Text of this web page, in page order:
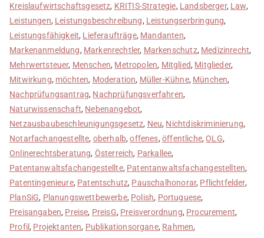
Kreislaufwirtschaftsgesetz, KRITIS-Strategie, Landsberger, Law,
Leistungen, Leistungsbeschreibung, Leistungserbringung,
Leistungsfähigkeit, Lieferaufträge, Mandanten,
Markenanmeldung, Markenrechtler, Markenschutz, Medizinrecht,
Mehrwertsteuer, Menschen, Metropolen, Mitglied, Mitglieder,
Mitwirkung, möchten, Moderation, Müller-Kühne, München,
Nachprüfungsantrag, Nachprüfungsverfahren,
Naturwissenschaft, Nebenangebot,
Netzausbaubeschleunigungsgesetz, Neu, Nichtdiskriminierung,
Notarfachangestellte, oberhalb,offenes,öffentliche,OLG,
Onlinerechtsberatung, Österreich, Parkallee,
Patentanwaltsfachangestellte, Patentanwaltsfachangestellten,
Patentingenieure, Patentschutz, Pauschalhonorar, Pflichtfelder,
PlanSiG, Planungswettbewerbe, Polish, Portuguese,
Preisangaben, Preise, PreisG, Preisverordnung, Procurement,
Profil, Projektanten, Publikationsorgane, Rahmen,